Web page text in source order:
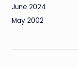
June 2024
May 2002